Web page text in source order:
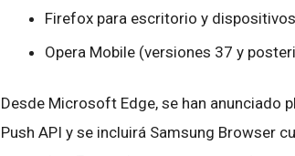
Firefox para escritorio y
Opera Mobile (versiones 37 y
Desde Microsoft Edge, se han anunciado
Push API y se incluirá Samsung Browser